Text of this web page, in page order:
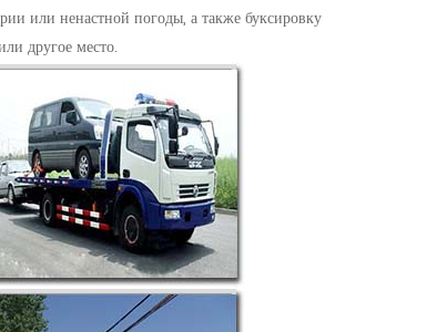
или ненастной погоды, а также буксировку
другое место.